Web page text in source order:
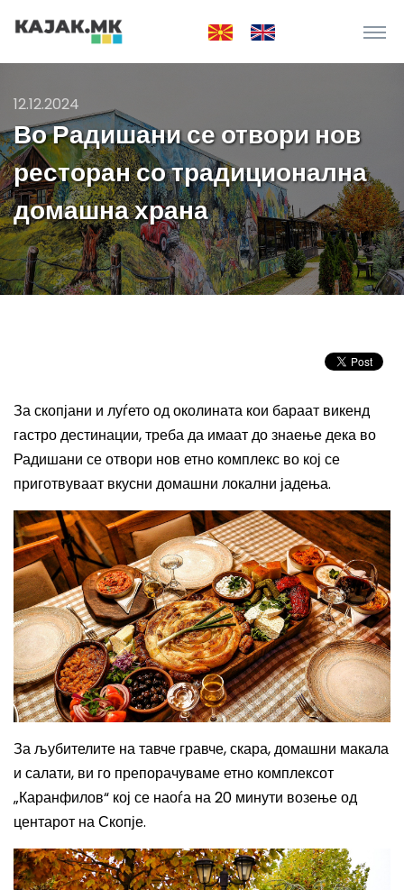
12.12.2024
Во Радишани се отвори нов
ресторан со традиционална
домашна храна
За скопјани и луѓето од околината кои бараат викенд
гастро дестинации, треба да имаат до знаење дека во
Радишани се отвори нов етно комплекс во кој се
приготвуваат вкусни домашни локални јадења.
За љубителите на тавче гравче, скара, домашни макала
и салати, ви го препорачуваме етно комплексот
„Каранфилов“ кој се наоѓа на 20 минути возење од
центарот на Скопје.